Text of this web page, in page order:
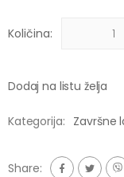
Količina:
Dodaj na listu želja
Kategorija: Završne
Share: